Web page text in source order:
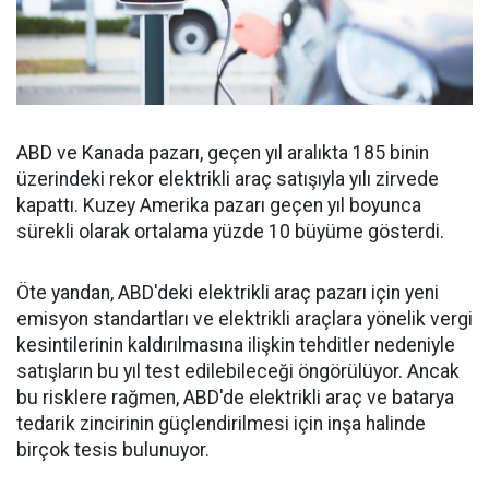
ABD ve Kanada pazarı, geçen yıl aralıkta 185 binin
üzerindeki rekor elektrikli araç satışıyla yılı zirvede
kapattı. Kuzey Amerika pazarı geçen yıl boyunca
sürekli olarak ortalama yüzde 10 büyüme gösterdi.
Öte yandan, ABD'deki elektrikli araç pazarı için yeni
emisyon standartları ve elektrikli araçlara yönelik vergi
kesintilerinin kaldırılmasına ilişkin tehditler nedeniyle
satışların bu yıl test edilebileceği öngörülüyor. Ancak
bu risklere rağmen, ABD'de elektrikli araç ve batarya
tedarik zincirinin güçlendirilmesi için inşa halinde
birçok tesis bulunuyor.